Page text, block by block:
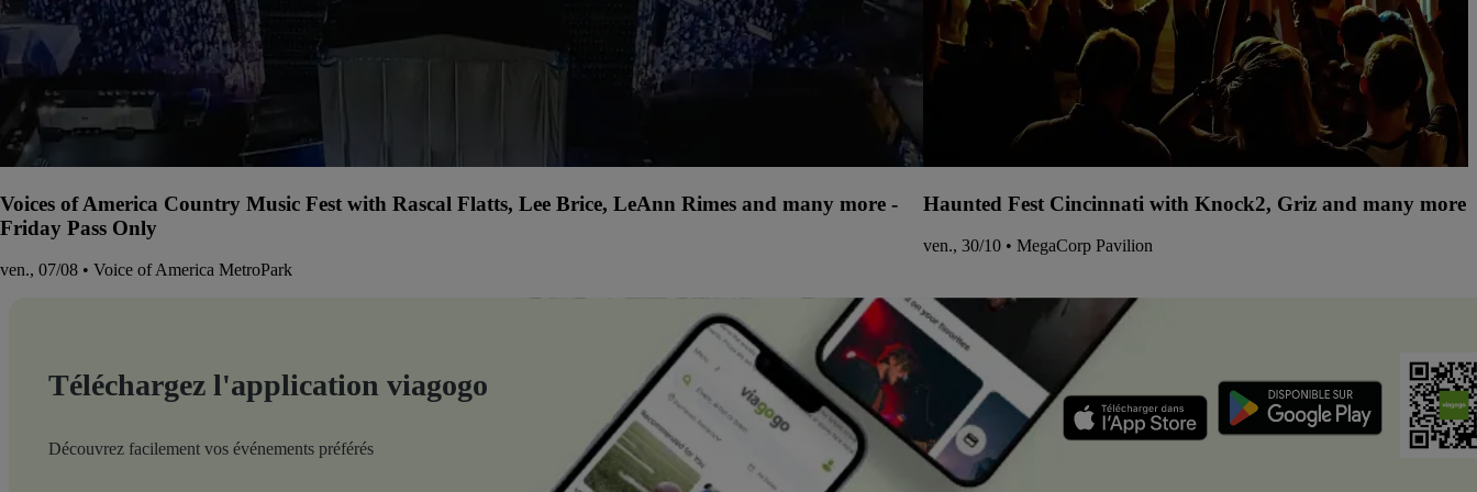
Voices of America Country Music Fest with Rascal Flatts, Lee Brice, LeAnn Rimes and many more -
Friday Pass Only
ven., 07/08 • Voice of America MetroPark
Haunted Fest Cincinnati with Knock2, Griz and many more
ven., 30/10 • MegaCorp Pavilion
Téléchargez l'application viagogo
Découvrez facilement vos événements préférés